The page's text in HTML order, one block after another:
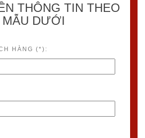
THÔNG TIN THEO
MẪU DƯỚI
HÀNG (*):